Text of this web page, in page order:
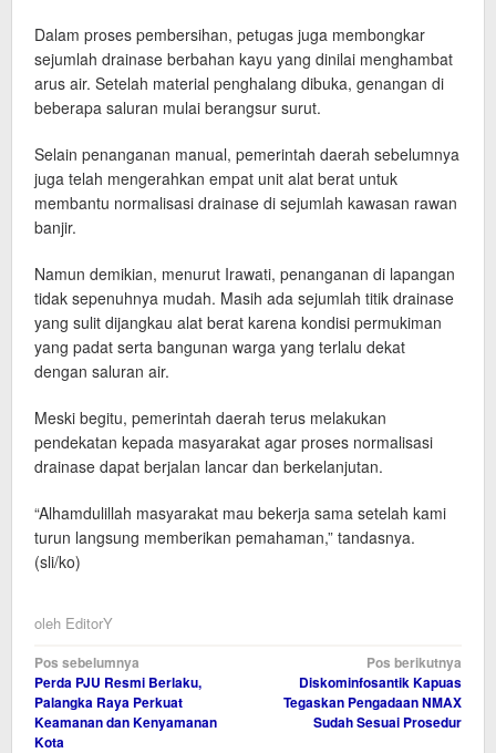
Dalam proses pembersihan, petugas juga membongkar
sejumlah drainase berbahan kayu yang dinilai menghambat
arus air. Setelah material penghalang dibuka, genangan di
beberapa saluran mulai berangsur surut.
Selain penanganan manual, pemerintah daerah sebelumnya
juga telah mengerahkan empat unit alat berat untuk
membantu normalisasi drainase di sejumlah kawasan rawan
banjir.
Namun demikian, menurut Irawati, penanganan di lapangan
tidak sepenuhnya mudah. Masih ada sejumlah titik drainase
yang sulit dijangkau alat berat karena kondisi permukiman
yang padat serta bangunan warga yang terlalu dekat
dengan saluran air.
Meski begitu, pemerintah daerah terus melakukan
pendekatan kepada masyarakat agar proses normalisasi
drainase dapat berjalan lancar dan berkelanjutan.
“Alhamdulillah masyarakat mau bekerja sama setelah kami
turun langsung memberikan pemahaman,” tandasnya.
(sli/ko)
oleh EditorY
Navigasi
pos
Pos sebelumnya
Perda PJU Resmi Berlaku,
Palangka Raya Perkuat
Keamanan dan Kenyamanan
Kota
Pos berikutnya
Diskominfosantik Kapuas
Tegaskan Pengadaan NMAX
Sudah Sesuai Prosedur